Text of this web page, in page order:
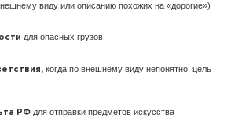
виду или описанию похожих на «дорогие»)
для опасных грузов
когда по внешнему виду непонятно, цель
РФ для отправки предметов искусства